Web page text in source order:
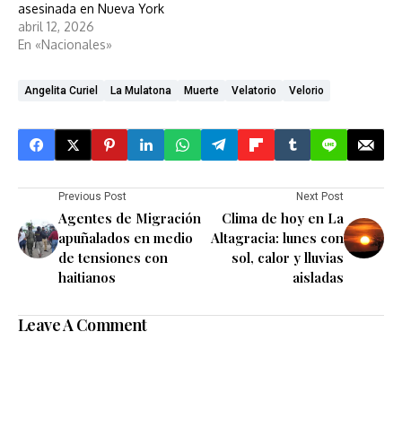
asesinada en Nueva York
abril 12, 2026
En «Nacionales»
Angelita Curiel La Mulatona Muerte Velatorio Velorio
Previous Post
Agentes de Migración
apuñalados en medio
de tensiones con
haitianos
Next Post
Clima de hoy en La
Altagracia: lunes con
sol, calor y lluvias
aisladas
Leave A Comment